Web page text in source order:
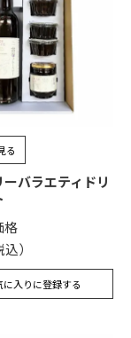
る
バラエティドリ
格
に入りに登録する